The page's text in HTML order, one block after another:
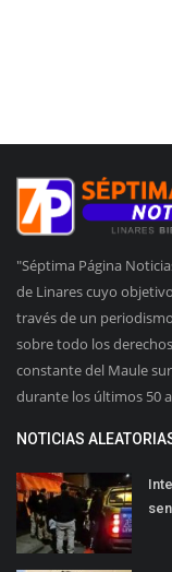
"Séptima Página
de Linares cuyo
través de un
sobre todo los
constante del Maule
durante los últimos 50
NOTICIAS